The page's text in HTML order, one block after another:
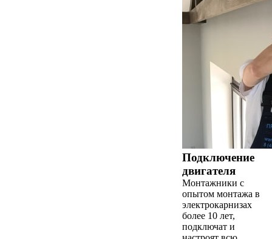
Подключение
двигателя
Монтажники с
опытом монтажа в
электрокарнизах
более 10 лет,
подключат и